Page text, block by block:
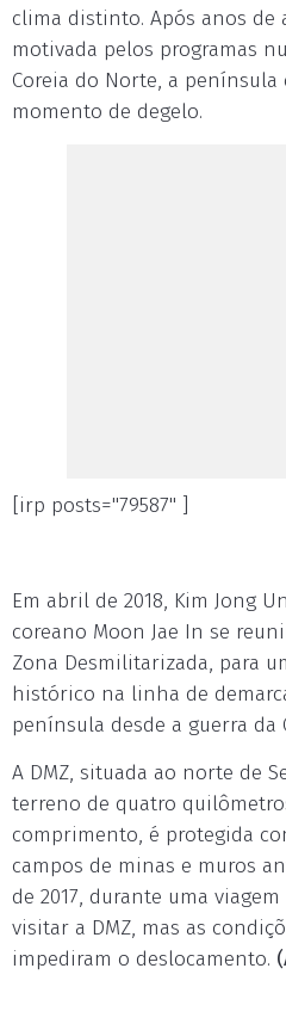
clima distinto. Após anos de
motivada pelos programas
Coreia do Norte, a península
momento de degelo.
[irp posts="79587" ]
Em abril de 2018, Kim Jong
coreano Moon Jae In se
Zona Desmilitarizada, para
histórico na linha de
península desde a guerra da
A DMZ, situada ao norte de
terreno de quatro
comprimento, é protegida
campos de minas e muros
de 2017, durante uma
visitar a DMZ, mas as
impediram o deslocamento.